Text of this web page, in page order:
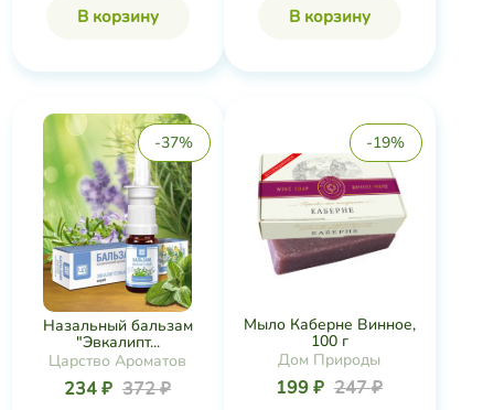
В корзину В корзину
-37%
Назальный бальзам
"Эвкалипт...
Царство Ароматов
234 ₽ 372 ₽
-19%
Мыло Каберне Винное,
100 г
Дом Природы
199 ₽ 247 ₽